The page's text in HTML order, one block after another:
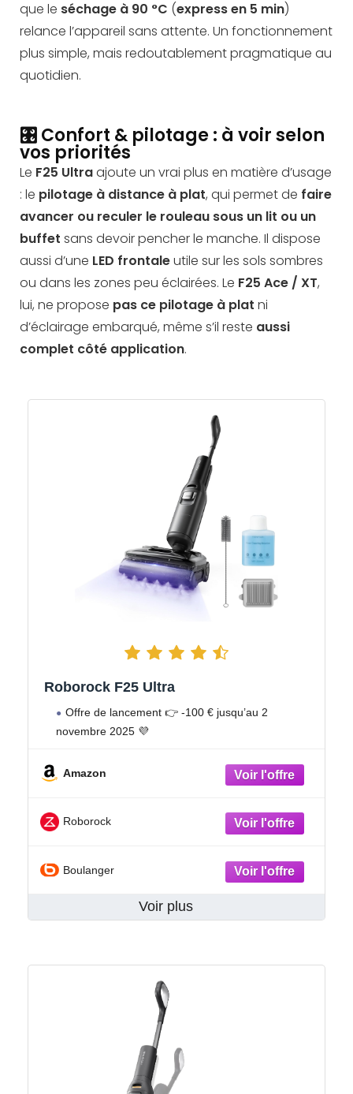
que le séchage à 90 °C (express en 5 min)
relance l’appareil sans attente. Un fonctionnement
plus simple, mais redoutablement pragmatique au
quotidien.
🎛️ Confort & pilotage : à voir selon
vos priorités
Le F25 Ultraajoute un vrai plus en matière d’usage
: le pilotage à distance à plat, qui permet de faire
avancer ou reculer le rouleau sous un lit ou un
buffet sans devoir pencher le manche. Il dispose
aussi d’une LED frontaleutile sur les sols sombres
ou dans les zones peu éclairées. Le F25 Ace / XT,
lui, ne propose pas ce pilotage à plat ni
d’éclairage embarqué, même s’il reste aussi
complet côté application.
Roborock F25 Ultra
Offre de lancement 👉 -100 € jusqu’au 2
novembre 2025 💜
Amazon
Roborock
Boulanger
Voir plus